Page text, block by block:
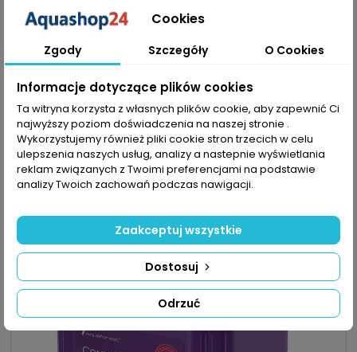
MARKA:AQUAFOREST
AQUAFOREST POWER ELIXIR 1000ML - INTENSYWNY
WZROST I KOLOR KORALI
Aquaforest - Power Elixir 1000ml to gotowa do użycia
mieszanka aminokwasów i witamin dla koralowców,
przeznaczona do pomp dozujących — bez rozcieńczania i
przechowywania w lodówce. Objętość 1000 ml – bardzo
wydajne opakowanie do regularnego stosowania.
Dawkowanie 4 ml/100 L – standardowa dawka przy średniej
obsadzie (zalecane startować od 1/2–1/4...
124,15 zł
 Dodaj do koszyka
Ostatnie sztuki w magazynie
favorite_border
Cookies
Zgody Szczegóły O Cookies
Informacje dotyczące plików cookies
Ta witryna korzysta z własnych plików cookie, aby zapewnić Ci
najwyższy poziom doświadczenia na naszej stronie .
Wykorzystujemy również pliki cookie stron trzecich w celu
ulepszenia naszych usług, analizy a nastepnie wyświetlania
reklam związanych z Twoimi preferencjami na podstawie
analizy Twoich zachowań podczas nawigacji.
Odrzuć
Dostosuj
Zaakceptuj wszystkie